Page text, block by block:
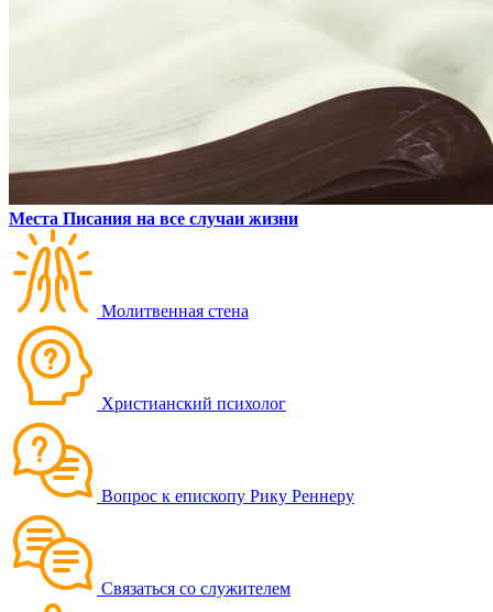
Места Писания на все случаи жизни
Молитвенная стена
Христианский психолог
Вопрос к епископу Рику Реннеру
Связаться со служителем